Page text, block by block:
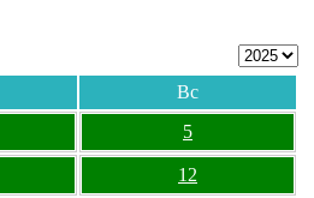
Вс
5
12